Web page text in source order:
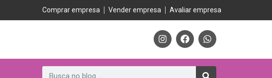
Comprar empresa Vender empresa Avaliar empresa